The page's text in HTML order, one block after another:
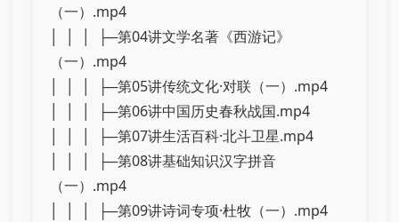
（一）.mp4
│ │ │ ├─第04讲文学名著《西游记》
（一）.mp4
│ │ │ ├─第05讲传统文化·对联（一）.mp4
│ │ │ ├─第06讲中国历史春秋战国.mp4
│ │ │ ├─第07讲生活百科·北斗卫星.mp4
│ │ │ ├─第08讲基础知识汉字拼音
（一）.mp4
│ │ │ ├─第09讲诗词专项·杜牧（一）.mp4